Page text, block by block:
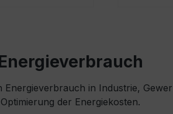
in Industrie,
der Energiekosten.